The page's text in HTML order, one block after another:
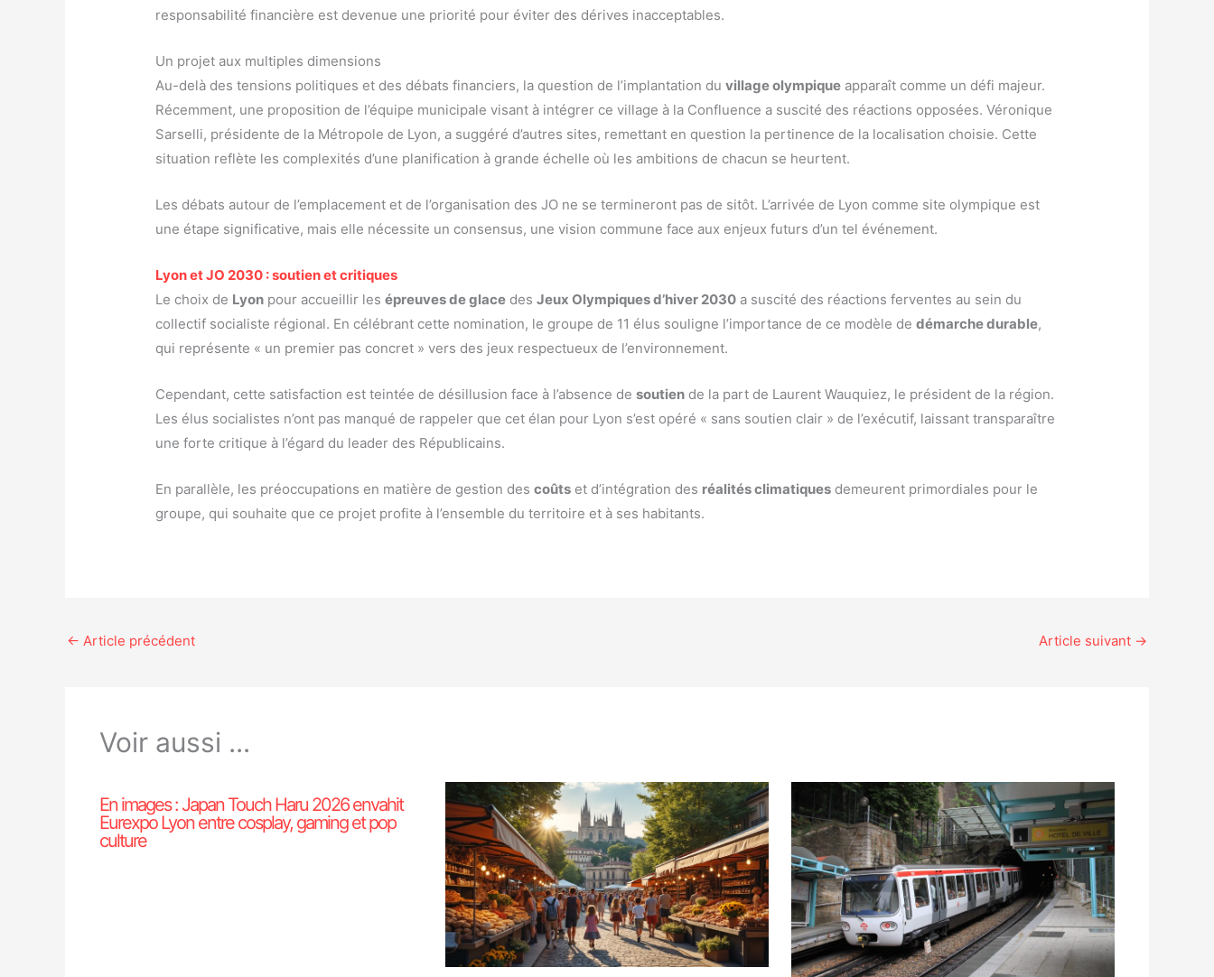
responsabilité financière est devenue une priorité pour éviter des dérives inacceptables.
Un projet aux multiples dimensions
Au-delà des tensions politiques et des débats financiers, la question de l’implantation duvillage olympique apparaît comme un défi majeur.
Récemment, une proposition de l’équipe municipale visant à intégrer ce village à la Confluence a suscité des réactions opposées. Véronique
Sarselli, présidente de la Métropole de Lyon, a suggéré d’autres sites, remettant en question la pertinence de la localisation choisie. Cette
situation reflète les complexités d’une planification à grande échelle où les ambitions de chacun se heurtent.
Les débats autour de l’emplacement et de l’organisation des JO ne se termineront pas de sitôt. L’arrivée de Lyon comme site olympique est
une étape significative, mais elle nécessite un consensus, une vision commune face aux enjeux futurs d’un tel événement.
Lyon et JO 2030 : soutien et critiques
Le choix de Lyon pour accueillir lesépreuves de glace desJeux Olympiques d’hiver 2030 a suscité des réactions ferventes au sein du
collectif socialiste régional. En célébrant cette nomination, le groupe de 11 élus souligne l’importance de ce modèle dedémarche durable,
qui représente « un premier pas concret » vers des jeux respectueux de l’environnement.
Cependant, cette satisfaction est teintée de désillusion face à l’absence desoutien de la part de Laurent Wauquiez, le président de la région.
Les élus socialistes n’ont pas manqué de rappeler que cet élan pour Lyon s’est opéré « sans soutien clair » de l’exécutif, laissant transparaître
une forte critique à l’égard du leader des Républicains.
En parallèle, les préoccupations en matière de gestion descoûts et d’intégration des réalités climatiques demeurent primordiales pour le
groupe, qui souhaite que ce projet profite à l’ensemble du territoire et à ses habitants.
← Article précédent Article suivant →
Voir aussi ...
En images : Japan Touch Haru 2026 envahit
Eurexpo Lyon entre cosplay, gaming et pop
culture